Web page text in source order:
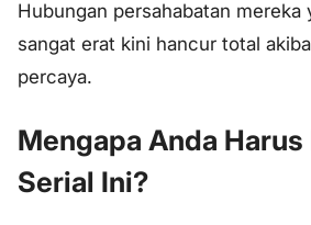
Hubungan persahabatan mereka
sangat erat kini hancur total
percaya.
Mengapa Anda
Serial Ini?